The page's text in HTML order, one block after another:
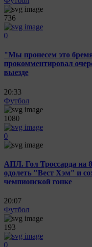
736
0
"Мы пронесем это
прокомментировал
выезде
20:33
Футбол
1080
0
АПЛ. Гол Троссарда на
одолеть "Вест Хэм" и
чемпионской гонке
20:07
Футбол
193
0